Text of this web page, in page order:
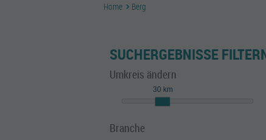
Home Berg
SUCHERGEBNISSE
Umkreis ändern
30 km
Branche